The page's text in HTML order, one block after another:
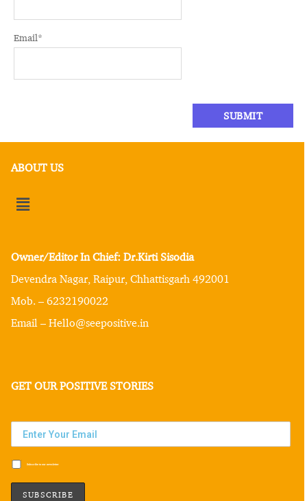
Email*
ABOUT US
Owner/Editor In Chief: Dr.Kirti Sisodia
Devendra Nagar, Raipur, Chhattisgarh 492001
Mob. – 6232190022
Email – Hello@seepositive.in
GET OUR POSITIVE STORIES
Subscribe to our newsletter